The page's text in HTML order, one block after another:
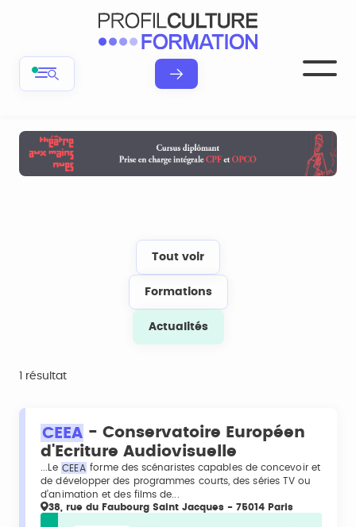
Tout voir
Formations
Actualités
1 résultat
CEEA - Conservatoire Européen
d'Ecriture Audiovisuelle
...Le CEEA forme des scénaristes capables de concevoir et
de développer des programmes courts, des séries TV ou
d’animation et des films de...
38, rue du Faubourg Saint Jacques - 75014 Paris